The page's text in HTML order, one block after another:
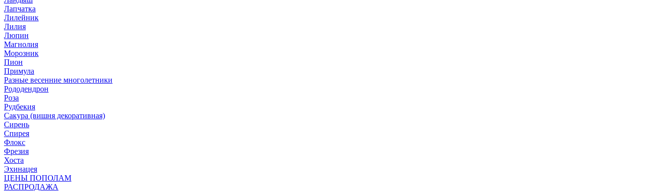
Лапчатка
Лилейник
Лилия
Люпин
Магнолия
Морозник
Пион
Примула
Разные весенние многолетники
Рододендрон
Роза
Рудбекия
Сакура (вишня декоративная)
Сирень
Спирея
Флокс
Фрезия
Хоста
Эхинацея
ЦЕНЫ ПОПОЛАМ
РАСПРОДАЖА